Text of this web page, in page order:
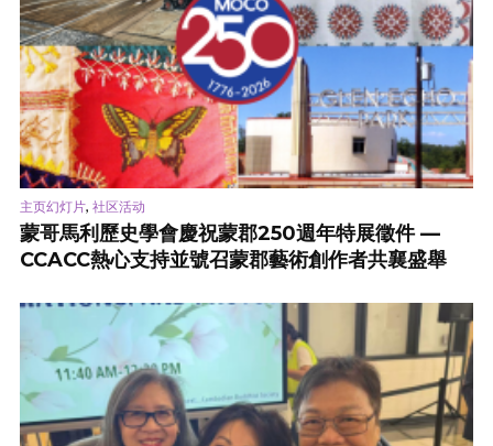
主页幻灯片, 社区活动
蒙哥馬利歷史學會慶祝蒙郡250週年特展徵件 —
CCACC熱心支持並號召蒙郡藝術創作者共襄盛舉